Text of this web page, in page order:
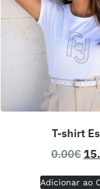
T-shirt
0.00€
Adicionar ao